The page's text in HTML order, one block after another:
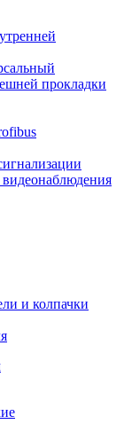
прокладки
и колпачки